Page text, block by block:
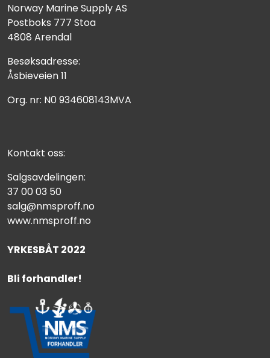
Norway Marine Supply AS
Postboks 777 Stoa
4808 Arendal
Besøksadresse:
Åsbieveien 11
Org. nr: N0 934608143MVA
Kontakt oss:
Salgsavdelingen:
37 00 03 50
salg@nmsproff.no
www.nmsproff.no
YRKESBÅT 2022
Bli forhandler!